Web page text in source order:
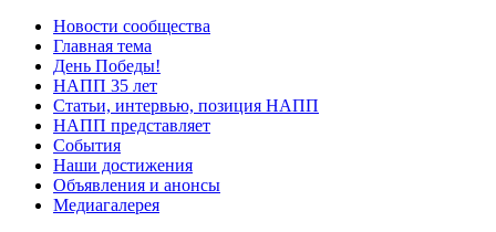
Новости сообщества
Главная тема
День Победы!
НАПП 35 лет
Статьи, интервью, позиция НАПП
НАПП представляет
События
Наши достижения
Объявления и анонсы
Медиагалерея